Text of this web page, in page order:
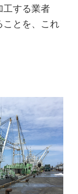
工する業者
ことを、これ